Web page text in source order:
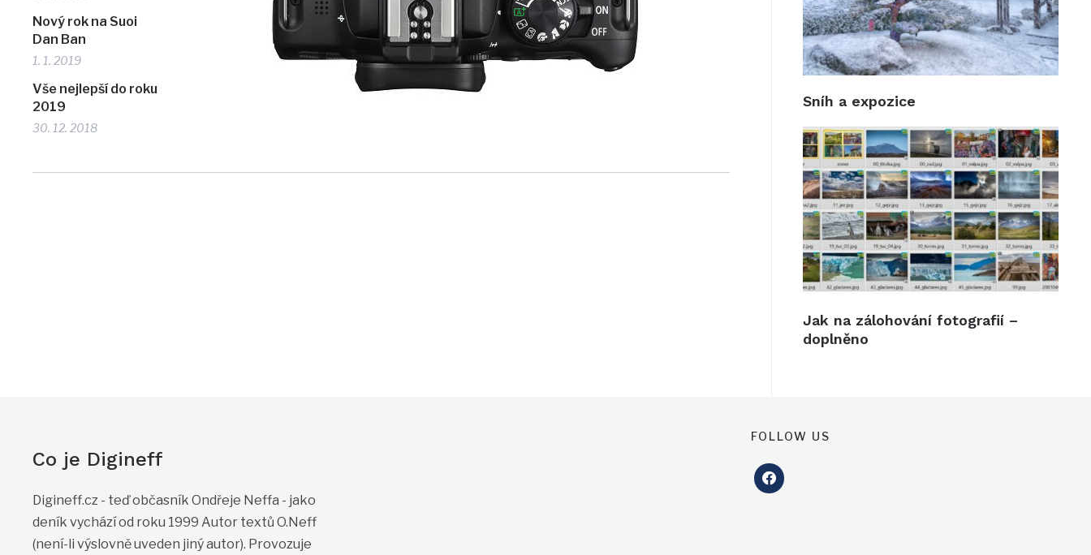
Nový rok na Suoi
Dan Ban
1. 1. 2019
Vše nejlepší do roku
2019
30. 12. 2018
Sníh a expozice
Jak na zálohování fotografií –
doplněno
Co je Digineff
Digineff.cz - teď občasník Ondřeje Neffa - jako
deník vychází od roku 1999 Autor textů O.Neff
(není-li výslovně uveden jiný autor). Provozuje
FOLLOW US
facebook